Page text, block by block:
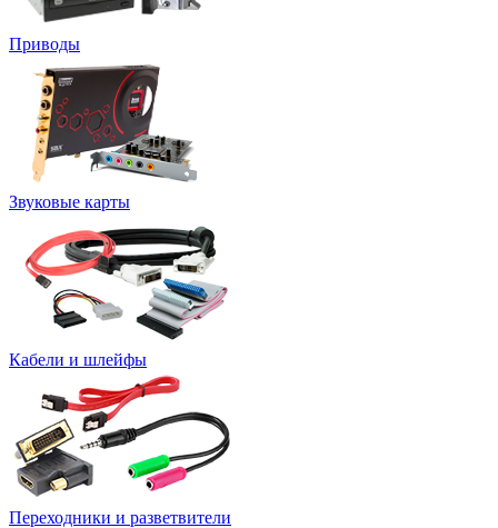
Приводы
Звуковые карты
Кабели и шлейфы
Переходники и разветвители